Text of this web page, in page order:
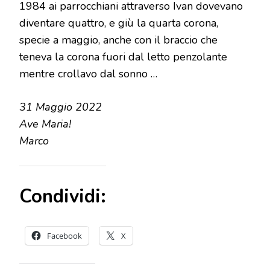
1984 ai parrocchiani attraverso Ivan dovevano
diventare quattro, e giù la quarta corona,
specie a maggio, anche con il braccio che
teneva la corona fuori dal letto penzolante
mentre crollavo dal sonno …
31 Maggio 2022
Ave Maria!
Marco
Condividi:
Facebook X